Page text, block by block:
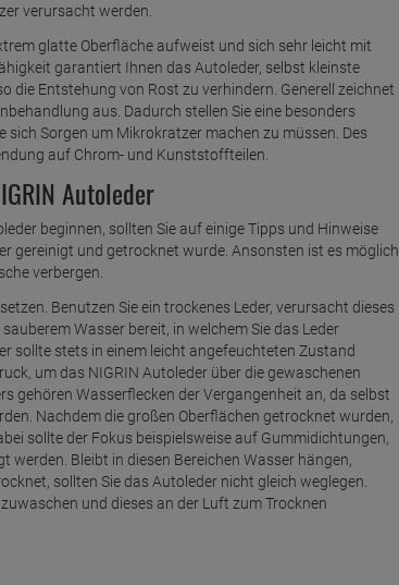
verursacht werden.
glatte Oberfläche aufweist und sich sehr leicht mit
garantiert Ihnen das Autoleder, selbst kleinste
die Entstehung von Rost zu verhindern. Generell zeichnet
aus. Dadurch stellen Sie eine besonders
Sorgen um Mikrokratzer machen zu müssen. Des
auf Chrom- und Kunststoffteilen.
Autoleder
beginnen, sollten Sie auf einige Tipps und Hinweise
gereinigt und getrocknet wurde. Ansonsten ist es möglich,
verbergen.
Benutzen Sie ein trockenes Leder, verursacht dieses
Wasser bereit, in welchem Sie das Leder
sollte stets in einem leicht angefeuchteten Zustand
um das NIGRIN Autoleder über die gewaschenen
gehören Wasserflecken der Vergangenheit an, da selbst
Nachdem die großen Oberflächen getrocknet wurden,
sollte der Fokus beispielsweise auf Gummidichtungen,
Bleibt in diesen Bereichen Wasser hängen,
sollten Sie das Autoleder nicht gleich weglegen.
und dieses an der Luft zum Trocknen